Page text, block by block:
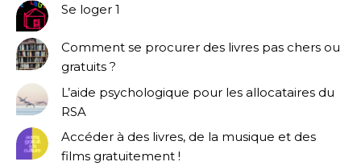
Se loger 1
Comment se procurer des livres pas chers ou
gratuits ?
L’aide psychologique pour les allocataires du
RSA
Accéder à des livres, de la musique et des
films gratuitement !